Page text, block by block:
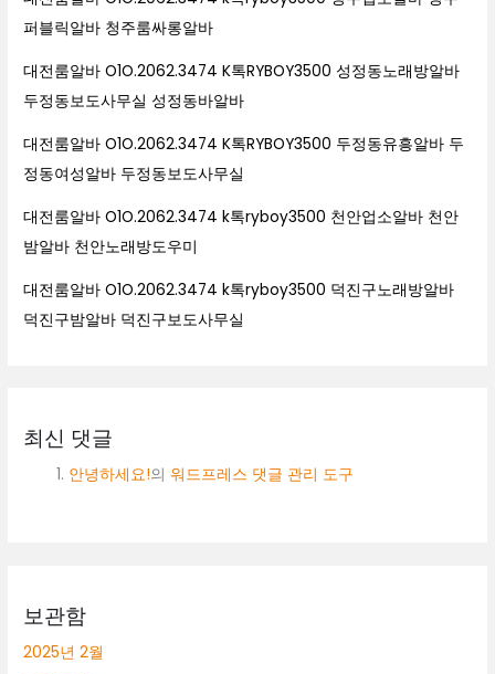
퍼블릭알바 청주룸싸롱알바
대전룸알바 O1O.2062.3474 K톡RYBOY3500 성정동노래방알바
두정동보도사무실 성정동바알바
대전룸알바 O1O.2062.3474 K톡RYBOY3500 두정동유흥알바 두
정동여성알바 두정동보도사무실
대전룸알바 O1O.2062.3474 k톡ryboy3500 천안업소알바 천안
밤알바 천안노래방도우미
대전룸알바 O1O.2062.3474 k톡ryboy3500 덕진구노래방알바
덕진구밤알바 덕진구보도사무실
최신 댓글
안녕하세요!의워드프레스 댓글 관리 도구
보관함
2025년 2월